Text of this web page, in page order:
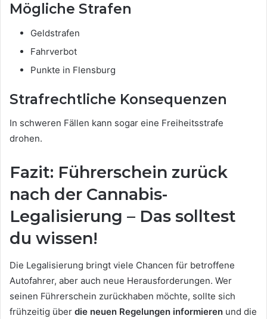
Mögliche Strafen
Geldstrafen
Fahrverbot
Punkte in Flensburg
Strafrechtliche Konsequenzen
In schweren Fällen kann sogar eine Freiheitsstrafe
drohen.
Fazit: Führerschein zurück
nach der Cannabis-
Legalisierung – Das solltest
du wissen!
Die Legalisierung bringt viele Chancen für betroffene
Autofahrer, aber auch neue Herausforderungen. Wer
seinen Führerschein zurückhaben möchte, sollte sich
frühzeitig über die neuen Regelungen informieren und die